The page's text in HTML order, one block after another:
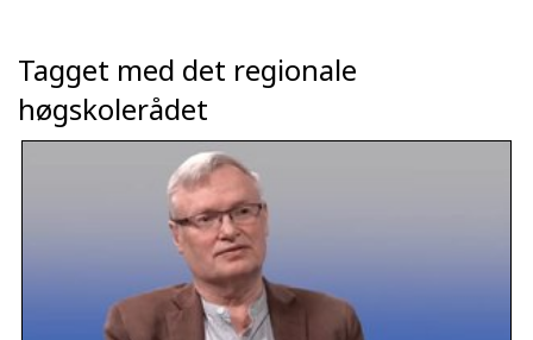
Tagget med det regionale
høgskolerådet